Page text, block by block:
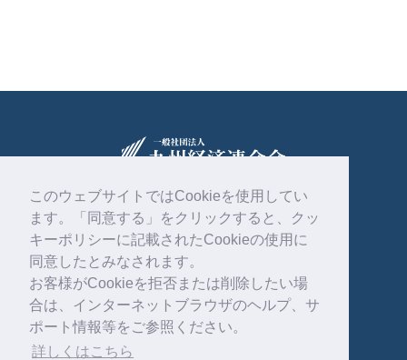
このウェブサイトではCookieを使用してい
ます。「同意する」をクリックすると、クッ
キーポリシーに記載されたCookieの使用に
同意したとみなされます。
お客様がCookieを拒否または削除したい場
合は、インターネットブラウザのヘルプ、サ
ポート情報等をご参照ください。
詳しくはこちら
〒810-0004
福岡市中央区渡辺通2丁目1番82号
092-761-4261